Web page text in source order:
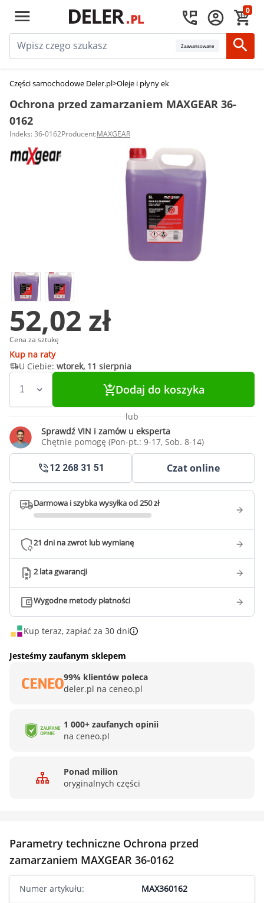
0
Zaawansowane
Części samochodowe Deler.pl>Oleje i płyny eksploatacyjne
Ochrona przed zamarzaniem MAXGEAR 36-
0162
Indeks: 36-0162Producent:MAXGEAR
52,02 zł
Cena za sztukę
Kup na raty
U Ciebie: wtorek, 11 sierpnia
Dodaj do koszyka
lub
Sprawdź VIN i zamów u eksperta
Chętnie pomogę (Pon-pt.: 9-17, Sob. 8-14)
12 268 31 51 Czat online
Darmowa i szybka wysyłka od 250 zł
21 dni na zwrot lub wymianę
2 lata gwarancji
Wygodne metody płatności
Kup teraz, zapłać za 30 dni
Jesteśmy zaufanym sklepem
99% klientów poleca
deler.pl na ceneo.pl
1 000+ zaufanych opinii
na ceneo.pl
Ponad milion
oryginalnych części
Parametry techniczne Ochrona przed
zamarzaniem MAXGEAR 36-0162
Numer artykułu: MAX360162